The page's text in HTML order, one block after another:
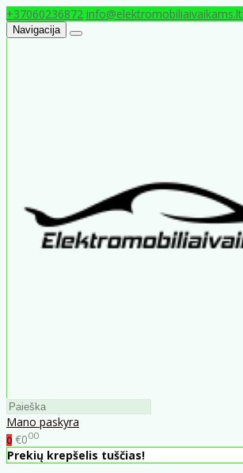
+37060236872 info@elektromobiliaivaikams.lt
Navigacija
Mano paskyra
0 €000
Prekių krepšelis tuščias!